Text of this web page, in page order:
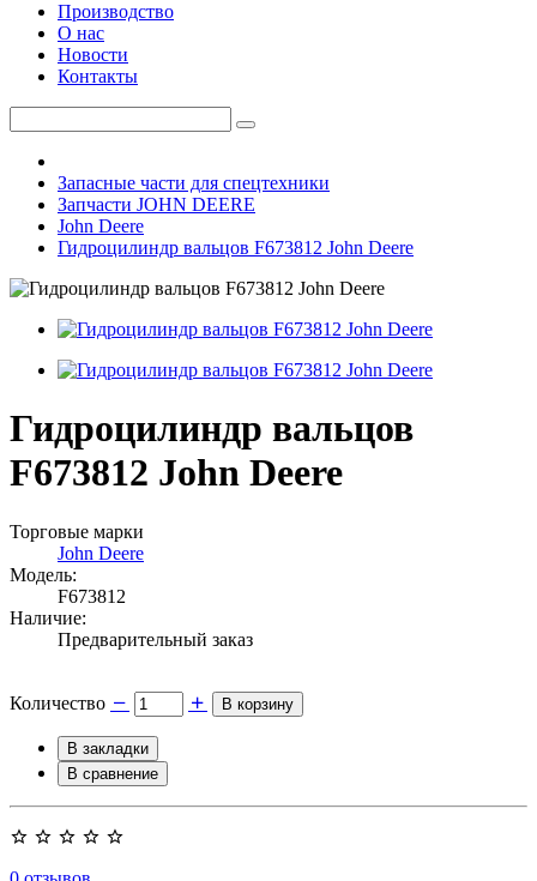
Производство
О нас
Новости
Контакты
Запасные части для спецтехники
Запчасти JOHN DEERE
John Deere
Гидроцилиндр вальцов F673812 John Deere
Гидроцилиндр вальцов
F673812 John Deere
Торговые марки
John Deere
Модель:
F673812
Наличие:
Предварительный заказ
Количество В корзину
В закладки
В сравнение